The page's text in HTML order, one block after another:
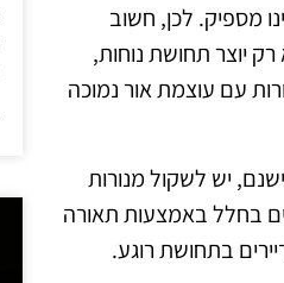
מספיק. לכן, חשוב
יוצר תחושת נוחות,
עם עוצמת אור נמוכה
יש לשקול מנורות
בחלל באמצעות תאורה
בתחושת רוגע.